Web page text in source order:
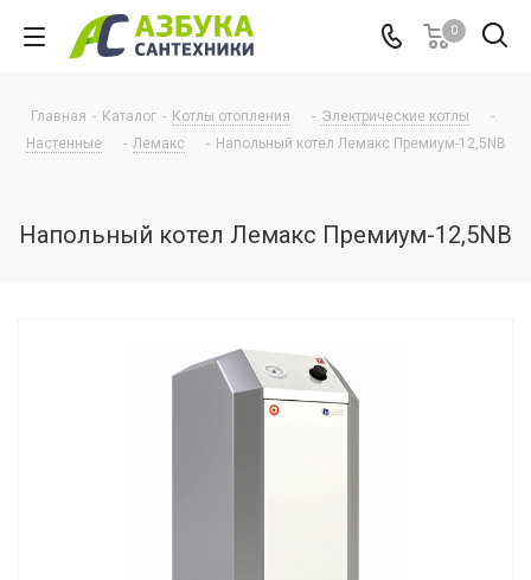
0
Главная - Каталог - Котлы отопления - Электрические котлы
-
Настенные
- Лемакс - Напольный котел Лемакс Премиум-12,5NB
Напольный котел Лемакс Премиум-12,5NB